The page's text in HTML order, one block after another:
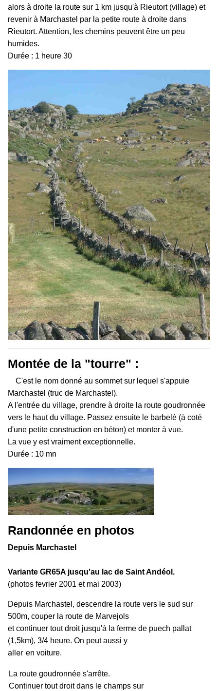
alors à droite la route sur 1 km jusqu'à Rieutort (village) et
revenir à Marchastel par la petite route à droite dans
Rieutort. Attention, les chemins peuvent être un peu
humides.
Durée : 1 heure 30
Montée de la "tourre" :
C'est le nom donné au sommet sur lequel s'appuie
Marchastel (truc de Marchastel).
A l'entrée du village, prendre à droite la route goudronnée
vers le haut du village. Passez ensuite le barbelé (à coté
d'une petite construction en béton) et monter à vue.
La vue y est vraiment exceptionnelle.
Durée : 10 mn
Randonnée en photos
Depuis Marchastel
Variante GR65A jusqu'au lac de Saint Andéol.
(photos fevrier 2001 et mai 2003)
Depuis Marchastel, descendre la route vers le sud sur
500m, couper la route de Marvejols
et continuer tout droit jusqu'à la ferme de puech pallat
(1,5km), 3/4 heure. On peut aussi y
aller en voiture.
La route goudronnée s'arrête.
Continuer tout droit dans le champs sur